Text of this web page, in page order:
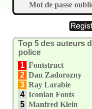
Mot de passe
Top 5 des auteurs
police
1 Fontstruct
2 Dan Zadorozny
3 Ray Larabie
4 Iconian Fonts
5 Manfred Klein